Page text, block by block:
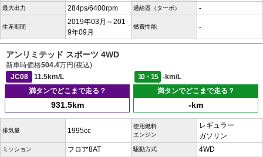
最大出力 284ps/6400rpm 過給器（ターボ） -
生産期間
2019年03月～201
9年09月
燃費性能 -
アンリミテッド スポーツ 4WD
新車時価格504.4万円(税込)
JC08
11.5km/L 10・15
-km/L
満タンでどこまで走る？
931.5km
満タンでどこまで走る？
-km
排気量 1995cc
使用燃料
エンジン
レギュラー
ガソリン
ミッション フロア8AT 駆動方式 4WD